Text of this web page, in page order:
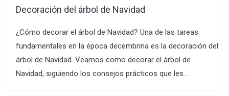
Decoración del árbol de Navidad
¿Cómo decorar el árbol de Navidad? Una de las tareas
fundamentales en la época decembrina es la decoración del
árbol de Navidad. Veamos como decorar el árbol de
Navidad, siguiendo los consejos prácticos que les...